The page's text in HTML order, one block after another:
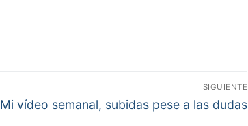
SIGUIENTE
Entrada
Mi vídeo semanal, subidas pese a las dudas